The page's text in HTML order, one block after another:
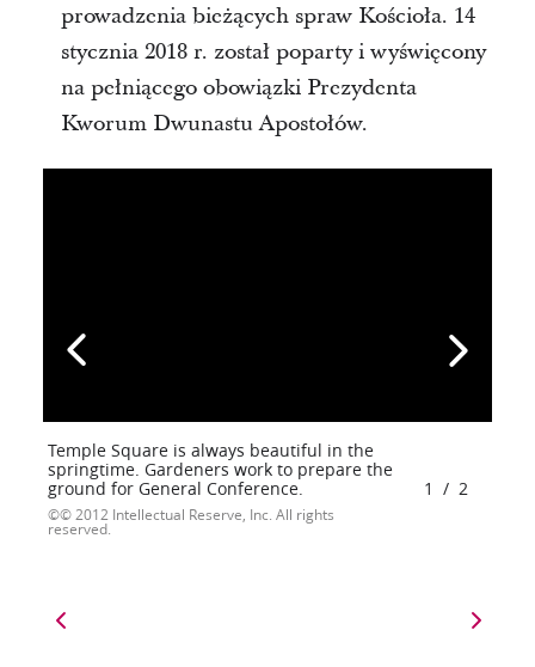
prowadzenia bieżących spraw Kościoła. 14
stycznia 2018 r. został poparty i wyświęcony
na pełniącego obowiązki Prezydenta
Kworum Dwunastu Apostołów.
Temple Square is always beautiful in the
springtime. Gardeners work to prepare the
ground for General Conference.
© 2012 Intellectual Reserve, Inc. All rights
reserved.
1 / 2